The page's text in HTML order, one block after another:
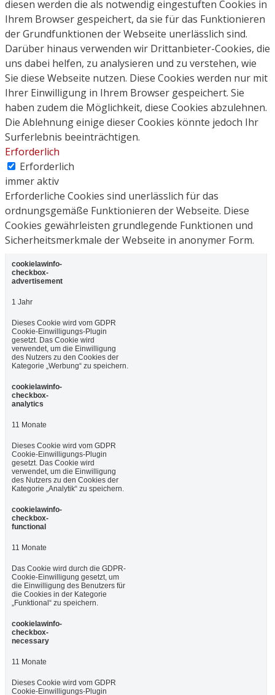
diesen werden die als notwendig eingestuften Cookies in
Ihrem Browser gespeichert, da sie für das Funktionieren
der Grundfunktionen der Webseite unerlässlich sind.
Darüber hinaus verwenden wir Drittanbieter-Cookies, die
uns dabei helfen, zu analysieren und zu verstehen, wie
Sie diese Webseite nutzen. Diese Cookies werden nur mit
Ihrer Einwilligung in Ihrem Browser gespeichert. Sie
haben zudem die Möglichkeit, diese Cookies abzulehnen.
Die Ablehnung einige dieser Cookies könnte jedoch Ihr
Surferlebnis beeinträchtigen.
Erforderlich
Erforderlich
immer aktiv
Erforderliche Cookies sind unerlässlich für das
ordnungsgemäße Funktionieren der Webseite. Diese
Cookies gewährleisten grundlegende Funktionen und
Sicherheitsmerkmale der Webseite in anonymer Form.
cookielawinfo-
checkbox-
advertisement
1 Jahr
Dieses Cookie wird vom GDPR
Cookie-Einwilligungs-Plugin
gesetzt. Das Cookie wird
verwendet, um die Einwilligung
des Nutzers zu den Cookies der
Kategorie „Werbung“ zu speichern.
cookielawinfo-
checkbox-
analytics
11 Monate
Dieses Cookie wird vom GDPR
Cookie-Einwilligungs-Plugin
gesetzt. Das Cookie wird
verwendet, um die Einwilligung
des Nutzers zu den Cookies der
Kategorie „Analytik“ zu speichern.
cookielawinfo-
checkbox-
functional
11 Monate
Das Cookie wird durch die GDPR-
Cookie-Einwilligung gesetzt, um
die Einwilligung des Benutzers für
die Cookies in der Kategorie
„Funktional“ zu speichern.
cookielawinfo-
checkbox-
necessary
11 Monate
Dieses Cookie wird vom GDPR
Cookie-Einwilligungs-Plugin